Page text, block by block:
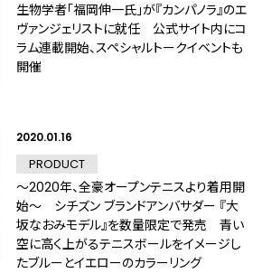
生物学者「福岡伸一氏」が『カンパノラ』のエ
ヴァンジェリストに就任 公式サイト内にコ
ラム連載開始、スペシャルトークイベントも
開催
2020.01.16
PRODUCT
～2020年、全豪オープンテニスより着用開
始～ シチズン ブランドアンバサダー 『大
坂なおみモデル』を数量限定で発売 青い
空に高く上がるテニスボールをイメージし
たブルーとイエローのカラーリング